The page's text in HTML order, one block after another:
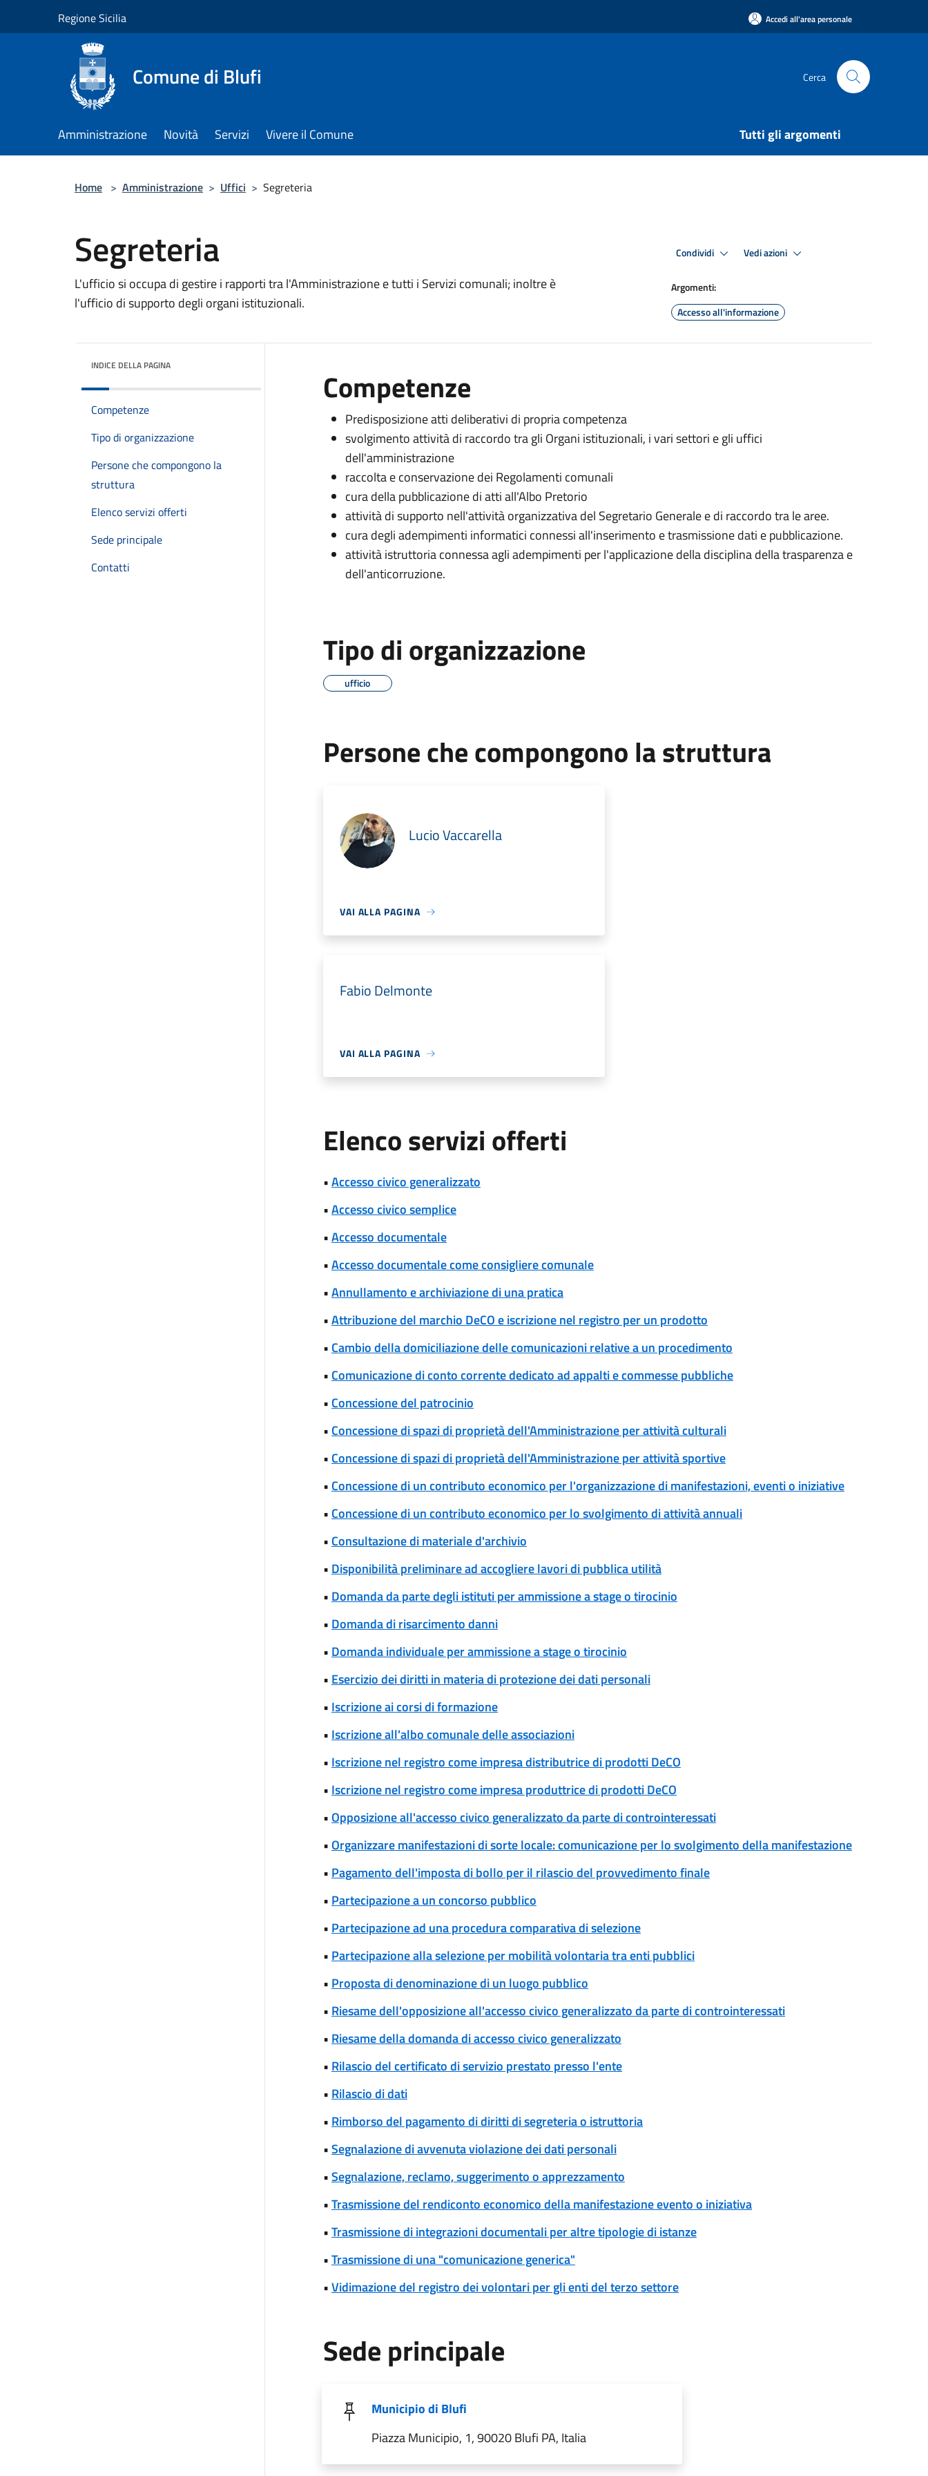
Regione Sicilia Accedi all'area personale
Comune di Blufi Cerca
Amministrazione Novità Servizi Vivere il Comune Tutti gli argomenti
Home > Amministrazione > Uffici > Segreteria
Segreteria
L'ufficio si occupa di gestire i rapporti tra l'Amministrazione e tutti i Servizi comunali; inoltre è
l'ufficio di supporto degli organi istituzionali.
Condividi Vedi azioni
Argomenti:
Accesso all'informazione
INDICE DELLA PAGINA
Competenze
Tipo di organizzazione
Persone che compongono la
struttura
Elenco servizi offerti
Sede principale
Contatti
Competenze
Predisposizione atti deliberativi di propria competenza
svolgimento attività di raccordo tra gli Organi istituzionali, i vari settori e gli uffici
dell'amministrazione
raccolta e conservazione dei Regolamenti comunali
cura della pubblicazione di atti all'Albo Pretorio
attività di supporto nell'attività organizzativa del Segretario Generale e di raccordo tra le aree.
cura degli adempimenti informatici connessi all'inserimento e trasmissione dati e pubblicazione.
attività istruttoria connessa agli adempimenti per l'applicazione della disciplina della trasparenza e
dell'anticorruzione.
Tipo di organizzazione
ufficio
Persone che compongono la struttura
Lucio Vaccarella
VAI ALLA PAGINA
Fabio Delmonte
VAI ALLA PAGINA
Elenco servizi offerti
•Accesso civico generalizzato
•Accesso civico semplice
•Accesso documentale
•Accesso documentale come consigliere comunale
•Annullamento e archiviazione di una pratica
•Attribuzione del marchio DeCO e iscrizione nel registro per un prodotto
• Cambio della domiciliazione delle comunicazioni relative a un procedimento
• Comunicazione di conto corrente dedicato ad appalti e commesse pubbliche
• Concessione del patrocinio
• Concessione di spazi di proprietà dell'Amministrazione per attività culturali
• Concessione di spazi di proprietà dell'Amministrazione per attività sportive
• Concessione di un contributo economico per l'organizzazione di manifestazioni, eventi o iniziative
• Concessione di un contributo economico per lo svolgimento di attività annuali
• Consultazione di materiale d'archivio
• Disponibilità preliminare ad accogliere lavori di pubblica utilità
• Domanda da parte degli istituti per ammissione a stage o tirocinio
• Domanda di risarcimento danni
• Domanda individuale per ammissione a stage o tirocinio
• Esercizio dei diritti in materia di protezione dei dati personali
• Iscrizione ai corsi di formazione
• Iscrizione all'albo comunale delle associazioni
• Iscrizione nel registro come impresa distributrice di prodotti DeCO
• Iscrizione nel registro come impresa produttrice di prodotti DeCO
•Opposizione all'accesso civico generalizzato da parte di controinteressati
•Organizzare manifestazioni di sorte locale: comunicazione per lo svolgimento della manifestazione
• Pagamento dell'imposta di bollo per il rilascio del provvedimento finale
• Partecipazione a un concorso pubblico
• Partecipazione ad una procedura comparativa di selezione
• Partecipazione alla selezione per mobilità volontaria tra enti pubblici
• Proposta di denominazione di un luogo pubblico
• Riesame dell'opposizione all'accesso civico generalizzato da parte di controinteressati
• Riesame della domanda di accesso civico generalizzato
• Rilascio del certificato di servizio prestato presso l'ente
• Rilascio di dati
• Rimborso del pagamento di diritti di segreteria o istruttoria
•Segnalazione di avvenuta violazione dei dati personali
•Segnalazione, reclamo, suggerimento o apprezzamento
•Trasmissione del rendiconto economico della manifestazione evento o iniziativa
•Trasmissione di integrazioni documentali per altre tipologie di istanze
•Trasmissione di una "comunicazione generica"
•Vidimazione del registro dei volontari per gli enti del terzo settore
Sede principale
Municipio di Blufi
Piazza Municipio, 1, 90020 Blufi PA, Italia